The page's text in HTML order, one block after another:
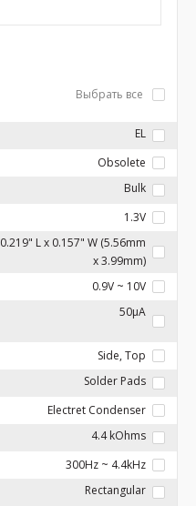
Выбрать все
EL
Obsolete
Bulk
1.3V
0.219" L x 0.157" W (5.56mm
x 3.99mm)
0.9V ~ 10V
50µA
Side, Top
Solder Pads
Electret Condenser
4.4 kOhms
300Hz ~ 4.4kHz
Rectangular